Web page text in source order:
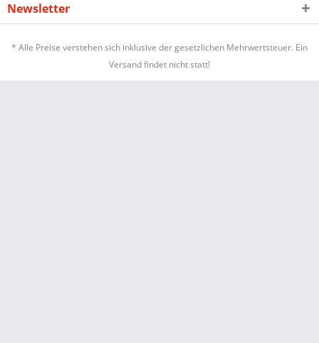
Newsletter
* Alle Preise verstehen sich inklusive der gesetzlichen Mehrwertsteuer. Ein
Versand findet nicht statt!